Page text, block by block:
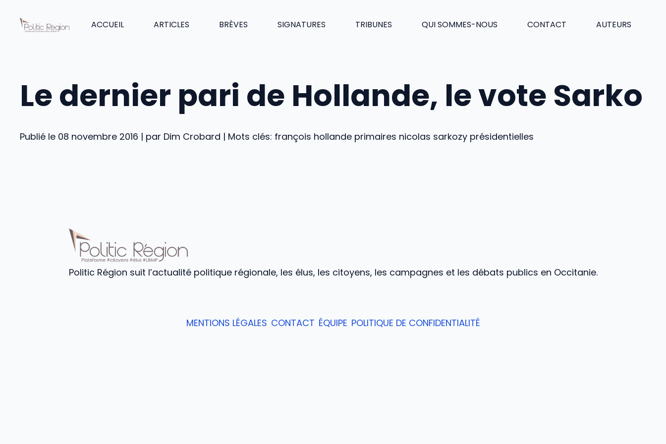
contenu
ACCUEIL ARTICLES BRÈVES SIGNATURES TRIBUNES QUI SOMMES-NOUS CONTACT AUTEURS
Le dernier pari de Hollande, le vote Sarko
Publié le 08 novembre 2016 | par Dim Crobard | Mots clés: françois hollande primaires nicolas sarkozy présidentielles
Politic Région suit l’actualité politique régionale, les élus, les citoyens, les campagnes et les débats publics en Occitanie.
MENTIONS LÉGALES CONTACT ÉQUIPE POLITIQUE DE CONFIDENTIALITÉ